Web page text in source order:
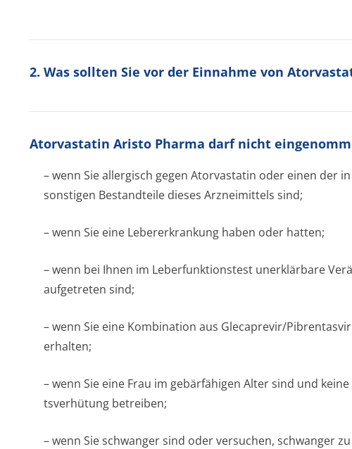
2. Was sollten Sie vor der Einnahme von
Atorvastatin Aristo Pharma darf nicht
– wenn Sie allergisch gegen Atorvastatin oder einen der
sonstigen Bestandteile dieses Arzneimittels sind;
– wenn Sie eine Lebererkrankung haben oder hatten;
– wenn bei Ihnen im Leberfunktionstest unerklärbare
aufgetreten sind;
– wenn Sie eine Kombination aus Glecaprevir/
erhalten;
– wenn Sie eine Frau im gebärfähigen Alter sind und
tsverhütung betreiben;
– wenn Sie schwanger sind oder versuchen, schwanger